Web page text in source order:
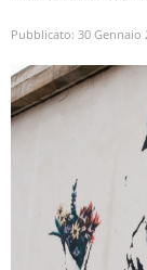
Pubblicato: 30 Gennaio